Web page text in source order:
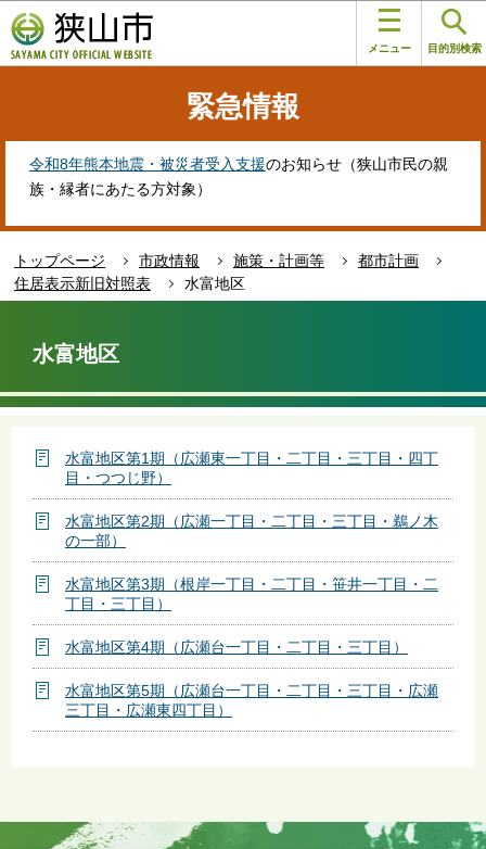
の
ペ
す
メニュー 目的別検索
緊急情報
令和8年熊本地震・被災者受入支援のお知らせ（狭山市民の親
族・縁者にあたる方対象）
トップページ 市政情報 施策・計画等
都市計画
住居表示新旧対照表
水富地区
か
水富地区
水富地区第1期（広瀬東一丁目・二丁目・三丁目・四丁
目・つつじ野）
水富地区第2期（広瀬一丁目・二丁目・三丁目・鵜ノ木
の一部）
水富地区第3期（根岸一丁目・二丁目・笹井一丁目・二
丁目・三丁目）
水富地区第4期（広瀬台一丁目・二丁目・三丁目）
水富地区第5期（広瀬台一丁目・二丁目・三丁目・広瀬
三丁目・広瀬東四丁目）